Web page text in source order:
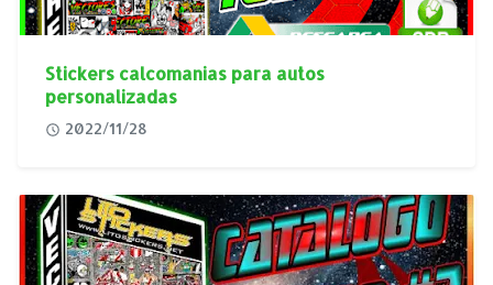
Stickers calcomanias para autos
personalizadas
2022/11/28